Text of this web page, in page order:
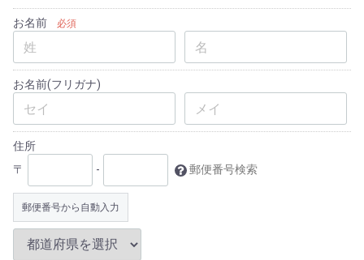
お名前 必須
お名前(フリガナ)
住所
〒
- 郵便番号検索
郵便番号から自動入力